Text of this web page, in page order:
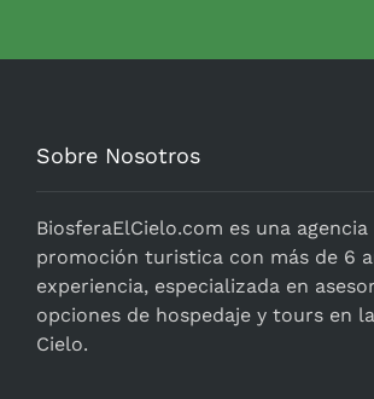
Sobre Nosotros
BiosferaElCielo.com es una agencia
promoción turistica con más de 6
experiencia, especializada en
opciones de hospedaje y tours en
Cielo.